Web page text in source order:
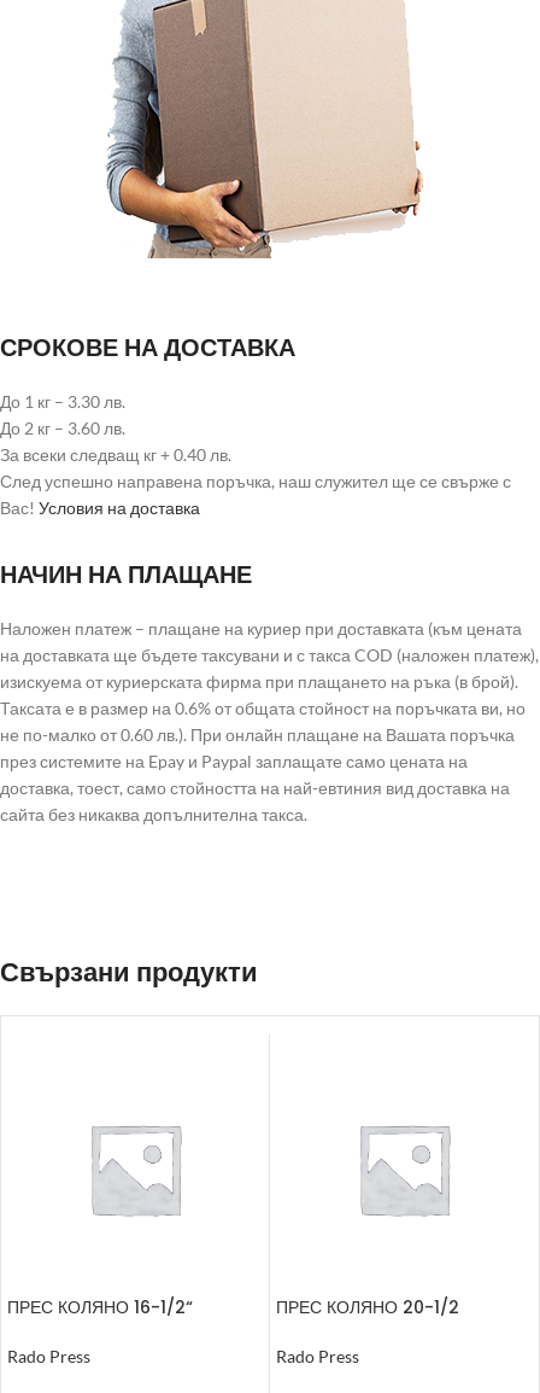
СРОКОВЕ НА ДОСТАВКА
До 1 кг – 3.30 лв.
До 2 кг – 3.60 лв.
За всеки следващ кг + 0.40 лв.
След успешно направена поръчка, наш служител ще се свърже с
Вас! Условия на доставка
НАЧИН НА ПЛАЩАНЕ
Наложен платеж – плащане на куриер при доставката (към цената
на доставката ще бъдете таксувани и с такса COD (наложен платеж),
изискуема от куриерската фирма при плащането на ръка (в брой).
Таксата е в размер на 0.6% от общата стойност на поръчката ви, но
не по-малко от 0.60 лв.). При онлайн плащане на Вашата поръчка
през системите на Epay и Paypal заплащате само цената на
доставка, тоест, само стойността на най-евтиния вид доставка на
сайта без никаква допълнителна такса.
Свързани продукти
ПРЕС КОЛЯНО 16-1/2“
Rado Press
ПРЕС КОЛЯНО 20-1/2
ПРЪСТЕН
Rado Press